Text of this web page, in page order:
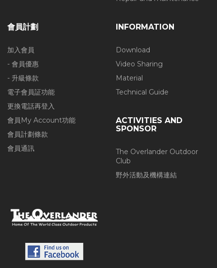
會員計劃
加入會員
- 會員優惠
- 升級條款
電子會員証功能
更換電話再登入
會員My Account功能
會員計劃條款
會員通訊
INFORMATION
Download
Video Sharing
Material
Technical Guide
ACTIVITIES AND
SPONSOR
The Overlander Outdoor
Club
野外活動及機構連結